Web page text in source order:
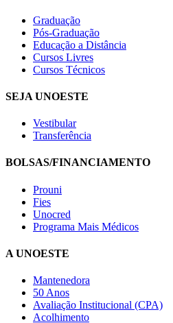
Graduação
Pós-Graduação
Educação a Distância
Cursos Livres
Cursos Técnicos
SEJA UNOESTE
Vestibular
Transferência
BOLSAS/FINANCIAMENTO
Prouni
Fies
Unocred
Programa Mais Médicos
A UNOESTE
Mantenedora
50 Anos
Avaliação Institucional (CPA)
Acolhimento